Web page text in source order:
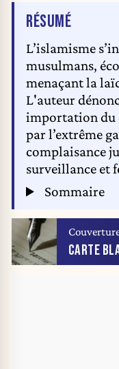
RÉSUMÉDE
L’islamisme
musulmans,
menaçant la
L'auteur
importation du
par l’extrême
complaisance
surveillance et
Sommaire
CARTE